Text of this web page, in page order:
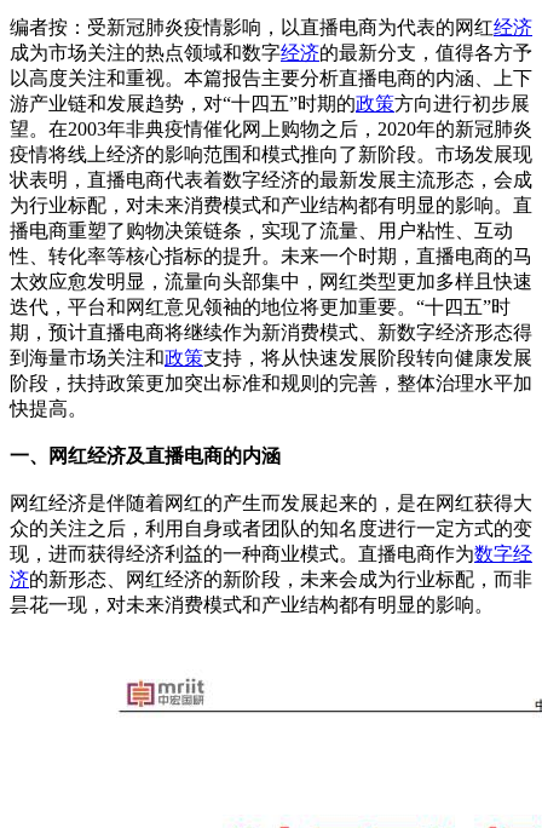
编者按：受新冠肺炎疫情影响，以直播电商为代表的网红经济
成为市场关注的热点领域和数字经济的最新分支，值得各方予
以高度关注和重视。本篇报告主要分析直播电商的内涵、上下
游产业链和发展趋势，对“十四五”时期的政策方向进行初步展
望。在2003年非典疫情催化网上购物之后，2020年的新冠肺炎
疫情将线上经济的影响范围和模式推向了新阶段。市场发展现
状表明，直播电商代表着数字经济的最新发展主流形态，会成
为行业标配，对未来消费模式和产业结构都有明显的影响。直
播电商重塑了购物决策链条，实现了流量、用户粘性、互动
性、转化率等核心指标的提升。未来一个时期，直播电商的马
太效应愈发明显，流量向头部集中，网红类型更加多样且快速
迭代，平台和网红意见领袖的地位将更加重要。“十四五”时
期，预计直播电商将继续作为新消费模式、新数字经济形态得
到海量市场关注和政策支持，将从快速发展阶段转向健康发展
阶段，扶持政策更加突出标准和规则的完善，整体治理水平加
快提高。
一、网红经济及直播电商的内涵
网红经济是伴随着网红的产生而发展起来的，是在网红获得大
众的关注之后，利用自身或者团队的知名度进行一定方式的变
现，进而获得经济利益的一种商业模式。直播电商作为数字经
济的新形态、网红经济的新阶段，未来会成为行业标配，而非
昙花一现，对未来消费模式和产业结构都有明显的影响。